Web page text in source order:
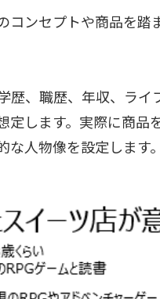
コンセプトや商品を
歴、職歴、年収、ラ
定します。実際に商品
人物像を設定します。